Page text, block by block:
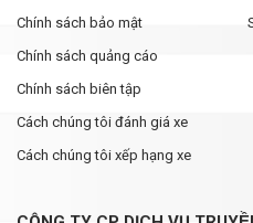
Chính sách bảo mật
Chính sách quảng cáo
Chính sách biên tập
Cách chúng tôi đánh giá xe
Cách chúng tôi xếp hạng xe